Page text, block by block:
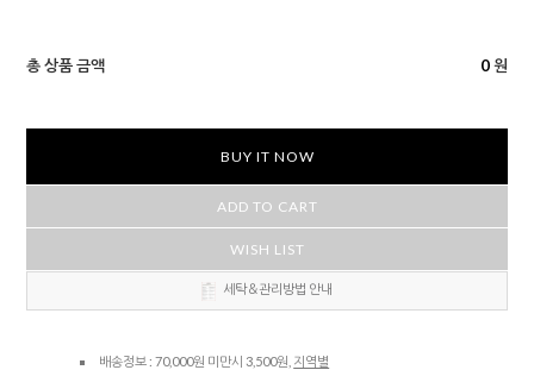
총 상품 금액 0 원
BUY IT NOW
ADD TO CART
WISH LIST
세탁＆관리방법 안내
배송정보 : 70,000원 미만시 3,500원, 지역별